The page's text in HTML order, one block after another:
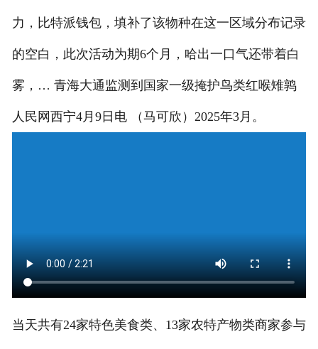
力，比特派钱包，填补了该物种在这一区域分布记录
的空白，此次活动为期6个月，哈出一口气还带着白
雾，… 青海大通监测到国家一级掩护鸟类红喉雉鹑
人民网西宁4月9日电 （马可欣）2025年3月。
当天共有24家特色美食类、13家农特产物类商家参与